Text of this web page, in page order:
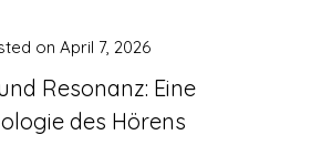
Resonanz: Eine
des Hörens
on April 7, 2026